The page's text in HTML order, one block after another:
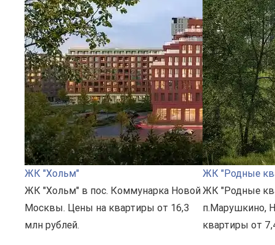
ЖК "Хольм"
ЖК "Хольм" в пос. Коммунарка Новой
Москвы. Цены на квартиры от 16,3
млн рублей.
ЖК "Родные
ЖК "Родные
п.Марушкино,
квартиры от